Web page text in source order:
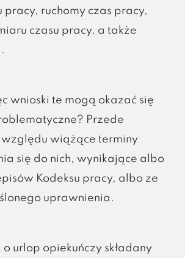
pracy, ruchomy czas pracy,
czasu pracy, a także
wnioski te mogą okazać się
Przede
względu wiążące terminy
się do nich, wynikające albo
Kodeksu pracy, albo ze
uprawnienia.
o urlop opiekuńczy składany